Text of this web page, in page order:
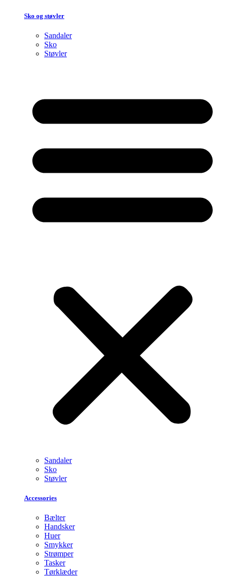
Sko og støvler
Sandaler
Sko
Støvler
Sandaler
Sko
Støvler
Accessories
Bælter
Handsker
Huer
Smykker
Strømper
Tasker
Tørklæder